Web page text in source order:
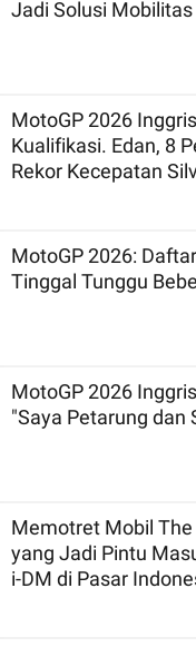
Jadi Solusi
MotoGP 2026
Kualifikasi. Edan, 8
Rekor Kecepatan
MotoGP 2026:
Tinggal Tunggu
MotoGP 2026
"Saya Petarung dan
Memotret Mobil
yang Jadi Pintu
i-DM di Pasar